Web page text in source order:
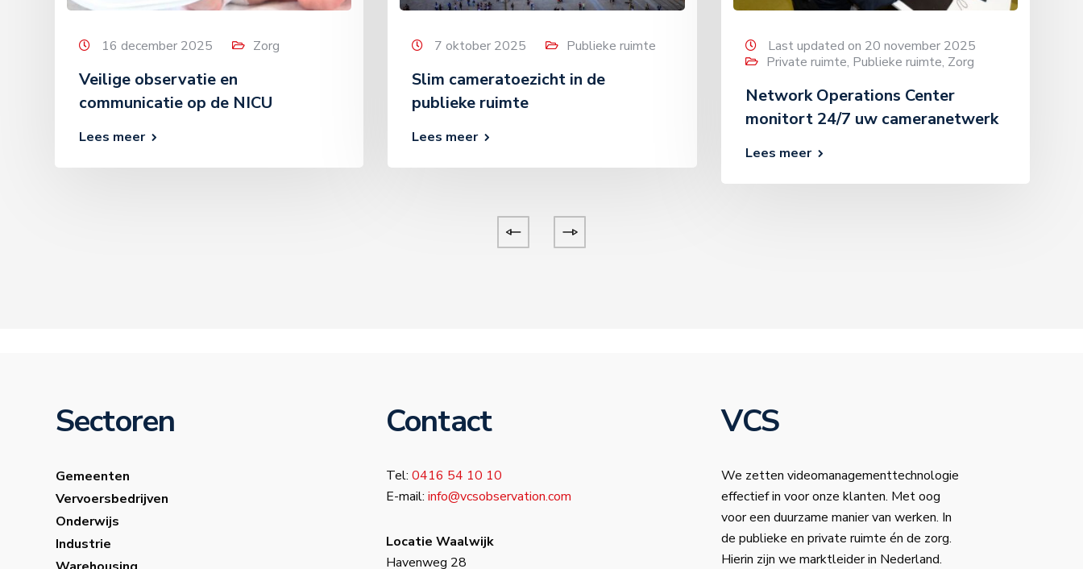
16 december 2025 Zorg
Veilige observatie en
communicatie op de NICU
Lees meer
7 oktober 2025 Publieke ruimte
Slim cameratoezicht in de
publieke ruimte
Lees meer
Last updated on 20 november 2025
Private ruimte, Publieke ruimte, Zorg
Network Operations Center
monitort 24/7 uw cameranetwerk
Lees meer
Sectoren
Gemeenten
Vervoersbedrijven
Onderwijs
Industrie
Contact
Tel: 0416 54 10 10
E-mail: info@vcsobservation.com
Locatie Waalwijk
Havenweg 28
VCS
We zetten videomanagementtechnologie
effectief in voor onze klanten. Met oog
voor een duurzame manier van werken. In
de publieke en private ruimte én de zorg.
Hierin zijn we marktleider in Nederland.